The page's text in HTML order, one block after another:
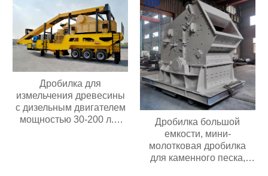
Дробилка для
измельчения древесины
с дизельным двигателем
мощностью 30-200 л.с.
Дробилка большой
емкости, мини-
молотковая дробилка
для каменного песка,